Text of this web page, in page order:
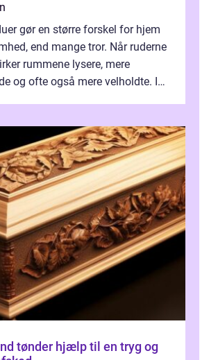
gør en større forskel for hjem
end mange tror. Når ruderne
rummene lysere, mere
og ofte også mere velholdte. I
hjælp til en tryg og